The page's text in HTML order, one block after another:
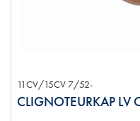
11CV/15CV 7/52-
CLIGNOTEURKAP